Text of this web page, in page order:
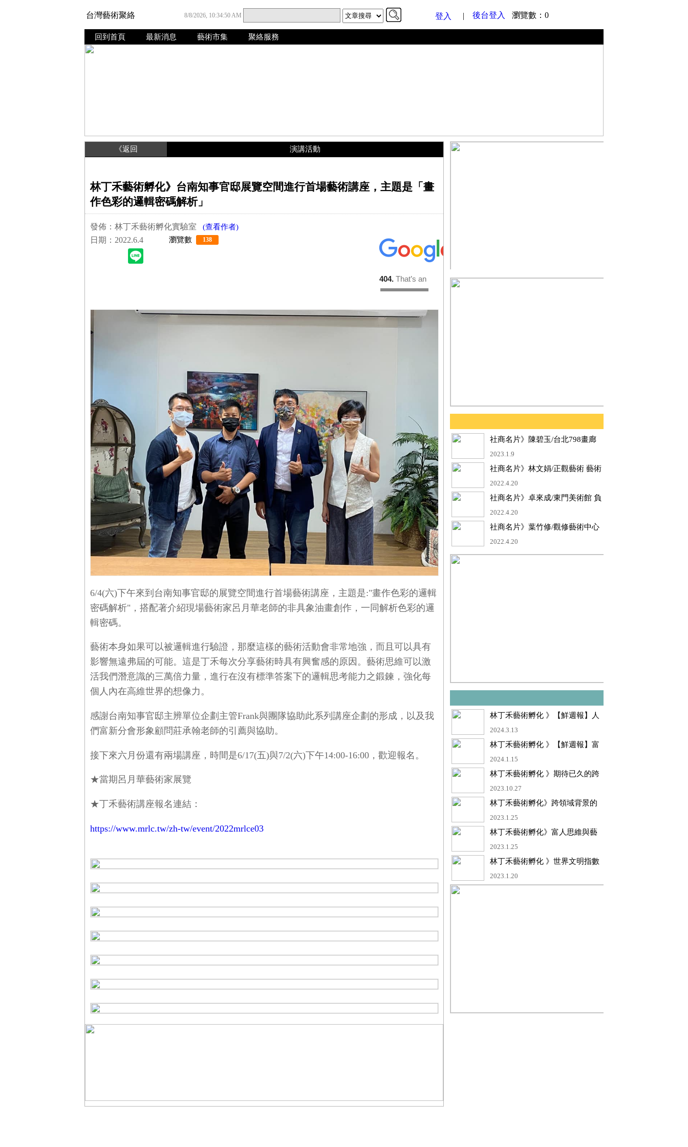
台灣藝術聚絡 8/8/2026, 10:34:50 AM 登入 | 後台登入 瀏覽數：0
回到首頁 最新消息 藝術市集 聚絡服務
《返回 演講活動
林丁禾藝術孵化》台南知事官邸展覽空間進行首場藝術講座，主題是「畫
作色彩的邏輯密碼解析」
發佈：林丁禾藝術孵化實驗室 (查看作者)
日期：2022.6.4 瀏覽數 138
6/4(六)下午來到台南知事官邸的展覽空間進行首場藝術講座，主題是:"畫作色彩的邏輯
密碼解析"，搭配著介紹現場藝術家呂月華老師的非具象油畫創作，一同解析色彩的邏
輯密碼。
藝術本身如果可以被邏輯進行驗證，那麼這樣的藝術活動會非常地強，而且可以具有
影響無遠弗屆的可能。這是丁禾每次分享藝術時具有興奮感的原因。藝術思維可以激
活我們潛意識的三萬倍力量，進行在沒有標準答案下的邏輯思考能力之鍛鍊，強化每
個人內在高維世界的想像力。
感謝台南知事官邸主辨單位企劃主管Frank與團隊協助此系列講座企劃的形成，以及我
們富新分會形象顧問莊承翰老師的引薦與協助。
接下來六月份還有兩場講座，時間是6/17(五)與7/2(六)下午14:00-16:00，歡迎報名。
★當期呂月華藝術家展覽
★丁禾藝術講座報名連結：
https://www.mrlc.tw/zh-tw/event/2022mrlce03
社商名片》陳碧玉/台北798畫廊
負責人
2023.1.9
社商名片》林文娟/正觀藝術 藝術
總監
2022.4.20
社商名片》卓來成/東門美術館 負
責人 館長
2022.4.20
社商名片》葉竹修/觀修藝術中心
負責人/藝術創作
2022.4.20
林丁禾藝術孵化 》【鮮週報】人
人都是藝術家！ 跨域整合專家林
丁禾 轉換思維靈活應用藝術X商
2024.3.13
林丁禾藝術孵化 》【鮮週報】富
人思維的藝術家 林丁禾老師 高維
度的藝術視角 孵化出最獨特的價
2024.1.15
林丁禾藝術孵化 》期待已久的跨
界藝術專書【用商學的刀剖析藝
術的牛】
2023.10.27
林丁禾藝術孵化》跨領域背景的
世界知名藝術家
2023.1.25
林丁禾藝術孵化》富人思維與藝
術思維的結合
2023.1.25
林丁禾藝術孵化 》世界文明指數
測驗通過了
2023.1.20